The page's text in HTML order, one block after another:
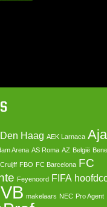
Haag AEK Larnaca
Arena AS Roma AZ België
Cruijff FBO FC Barcelona FC
Feyenoord FIFA
makelaars NEC Pro Agent